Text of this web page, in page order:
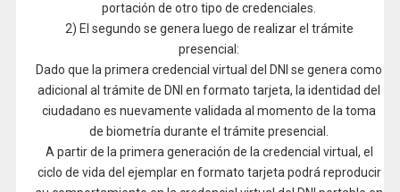
portación de otro tipo de credenciales.
2) El segundo se genera luego de realizar el trámite
presencial:
Dado que la primera credencial virtual del DNI se genera como
adicional al trámite de DNI en formato tarjeta, la identidad del
ciudadano es nuevamente validada al momento de la toma
de biometría durante el trámite presencial.
A partir de la primera generación de la credencial virtual, el
ciclo de vida del ejemplar en formato tarjeta podrá reproducir